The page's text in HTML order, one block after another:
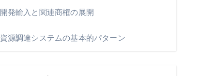
開発輸入と関連商権の展開
資源調達システムの基本的パターン